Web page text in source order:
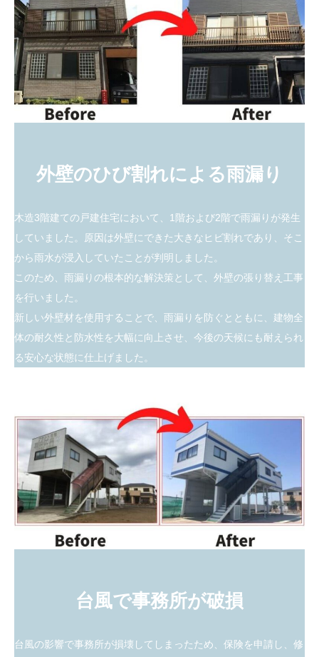
外壁のひび割れによる雨漏り
木造3階建ての戸建住宅において、1階および2階で雨漏りが発生
していました。原因は外壁にできた大きなヒビ割れであり、そこ
から雨水が浸入していたことが判明しました。
このため、雨漏りの根本的な解決策として、外壁の張り替え工事
を行いました。
新しい外壁材を使用することで、雨漏りを防ぐとともに、建物全
体の耐久性と防水性を大幅に向上させ、今後の天候にも耐えられ
る安心な状態に仕上げました。
台風で事務所が破損
台風の影響で事務所が損壊してしまったため、保険を申請し、修